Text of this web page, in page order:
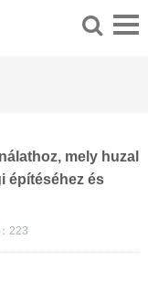
mely huzal
építéséhez és
223